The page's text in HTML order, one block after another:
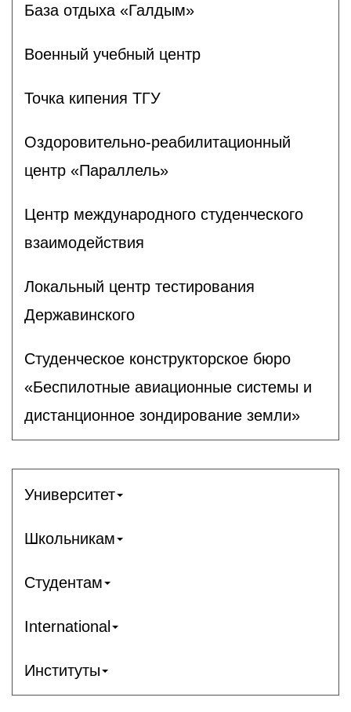
База отдыха «Галдым»
Военный учебный центр
Точка кипения ТГУ
Оздоровительно-реабилитационный
центр «Параллель»
Центр международного студенческого
взаимодействия
Локальный центр тестирования
Державинского
Студенческое конструкторское бюро
«Беспилотные авиационные системы и
дистанционное зондирование земли»
Университет
Школьникам
Студентам
International
Институты